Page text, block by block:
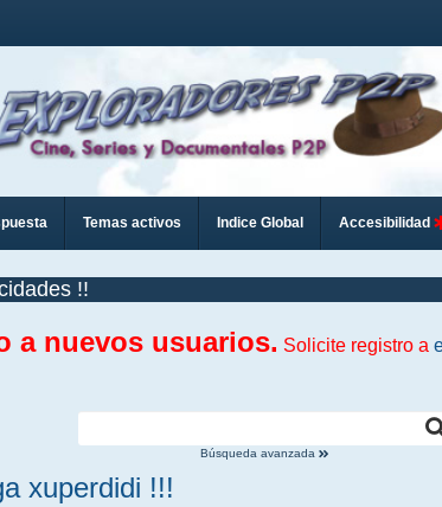
Temas activos Indice Global Accesibilidad
!!
a nuevos usuarios. Solicite registro a
Búsqueda avanzada
xuperdidi !!!